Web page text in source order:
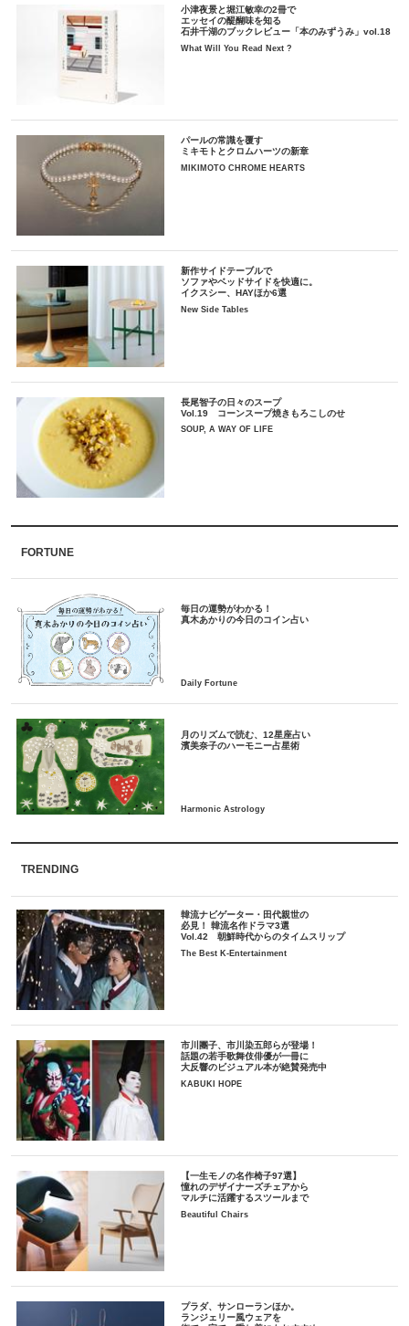
小津夜景と堀江敏幸の2冊で
エッセイの醍醐味を知る
石井千湖のブックレビュー「本のみずうみ」vol.18
What Will You Read Next ?
パールの常識を覆す
ミキモトとクロムハーツの新章
MIKIMOTO CHROME HEARTS
新作サイドテーブルで
ソファやベッドサイドを快適に。
イクスシー、HAYほか6選
New Side Tables
長尾智子の日々のスープ
Vol.19 コーンスープ焼きもろこしのせ
SOUP, A WAY OF LIFE
FORTUNE
毎日の運勢がわかる！
月のリズムで読む、12星座占い
TRENDING
韓流ナビゲーター・田代親世の
必見！ 韓流名作ドラマ3選
Vol.42 朝鮮時代からのタイムスリップ
The Best K-Entertainment
市川團子、市川染五郎らが登場！
話題の若手歌舞伎俳優が一冊に
大反響のビジュアル本が絶賛発売中
KABUKI HOPE
【一生モノの名作椅子97選】
憧れのデザイナーズチェアから
マルチに活躍するスツールまで
Beautiful Chairs
プラダ、サンローランほか。
ランジェリー風ウェアを